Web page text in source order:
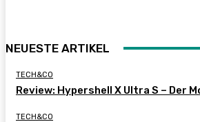
NEUESTE ARTIKEL
TECH&CO
Review: Hypershell X Ultra S – Der
TECH&CO